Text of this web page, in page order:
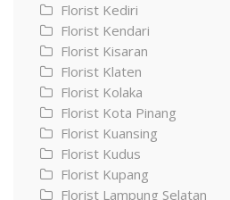
Florist Kediri
Florist Kendari
Florist Kisaran
Florist Klaten
Florist Kolaka
Florist Kota Pinang
Florist Kuansing
Florist Kudus
Florist Kupang
Florist Lampung Selatan